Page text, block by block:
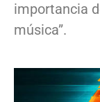
importancia
música”.